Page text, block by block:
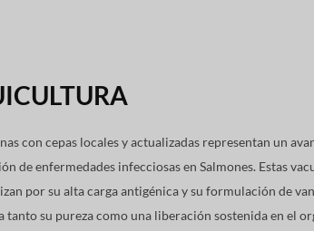
con cepas locales y actualizadas representan un
de enfermedades infecciosas en Salmones. Estas
por su alta carga antigénica y su formulación de
tanto su pureza como una liberación sostenida en el